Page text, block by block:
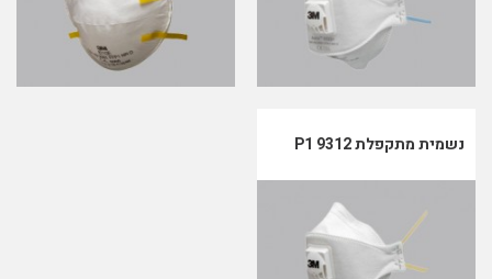
נשמית מתקפלת P1 9312